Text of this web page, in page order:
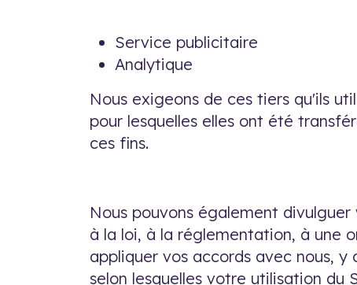
Service publicitaire
Analytique
Nous exigeons de ces tiers qu'ils
pour lesquelles elles ont été
ces fins.
Nous pouvons également
à la loi, à la réglementation, à une
appliquer vos accords avec nous,
selon lesquelles votre utilisation